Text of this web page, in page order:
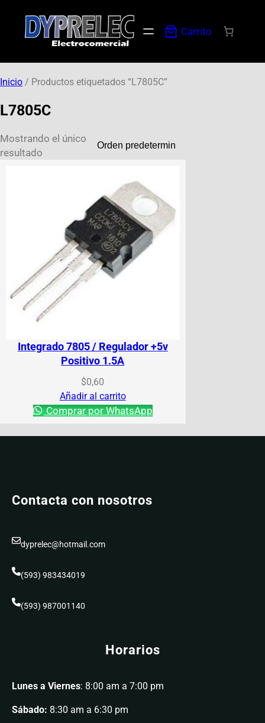
Carrito
Inicio / Productos etiquetados “L7805C”
L7805C
Mostrando el único
resultado
Integrado 7805 / Regulador +5v
Positivo 1.5A
$0,60
Añadir al carrito
Comprar por WhatsApp
Contacta con nosotros
dyprelec@hotmail.com
(593) 983434019
(593) 987001140
Horarios
Lunes a Viernes: 8:00 am a 7:00 pm
Sábado: 8:30 am a 6:30 pm